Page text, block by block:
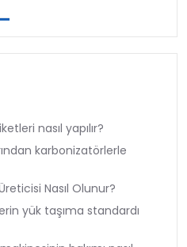
nasıl yapılır?
karbonizatörlerle
Nasıl Olunur?
yük taşıma standardı